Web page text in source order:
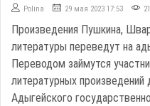
Polina 29 мая 2023 17:53
Произведения Пушкина,
литературы переведут на
Переводом займутся
литературных
Адыгейского